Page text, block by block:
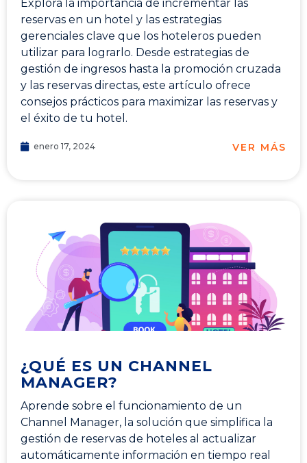
Explora la importancia de incrementar las
reservas en un hotel y las estrategias
gerenciales clave que los hoteleros pueden
utilizar para lograrlo. Desde estrategias de
gestión de ingresos hasta la promoción cruzada
y las reservas directas, este artículo ofrece
consejos prácticos para maximizar las reservas y
el éxito de tu hotel.
enero 17, 2024 VER MÁS
¿QUÉ ES UN CHANNEL
MANAGER?
Aprende sobre el funcionamiento de un
Channel Manager, la solución que simplifica la
gestión de reservas de hoteles al actualizar
automáticamente información en tiempo real